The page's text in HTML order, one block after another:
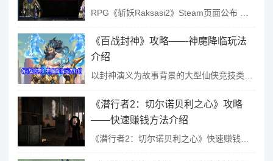
《百战封神》攻略——神魔降临玩法
介绍
以封神演义为故事背景的大型仙侠竞技类手游《百战封神》重磅来袭，游戏各种玩法很多，其中神魔降临每日可挑战神魔固定次数，每日24点重置。下面是小编给大家带来的《百战封神》神魔降临玩法介绍，感兴趣的小...
《潜行者2：切尔诺贝利之心》攻略
——快速赚钱方法介绍